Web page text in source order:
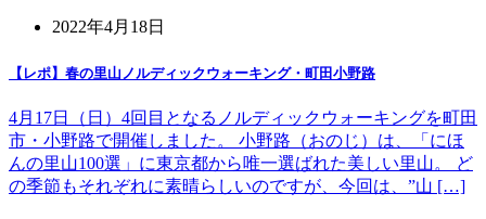
2022年4月18日
【レポ】春の里山ノルディックウォーキング・町田小野路
4月17日（日）4回目となるノルディックウォーキングを町田
市・小野路で開催しました。 小野路（おのじ）は、「にほ
んの里山100選」に東京都から唯一選ばれた美しい里山。 ど
の季節もそれぞれに素晴らしいのですが、今回は、”山 […]